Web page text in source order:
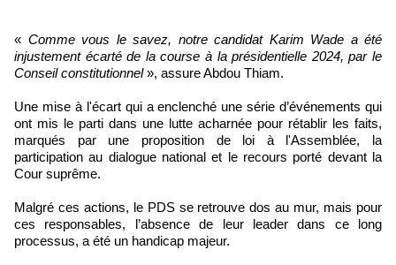
« Comme vous le savez, notre candidat Karim Wade a été
injustement écarté de la course à la présidentielle 2024, par le
Conseil constitutionnel», assure Abdou Thiam.
Une mise à l'écart qui a enclenché une série d’événements qui
ont mis le parti dans une lutte acharnée pour rétablir les faits,
marqués par une proposition de loi à l'Assemblée, la
participation au dialogue national et le recours porté devant la
Cour suprême.
Malgré ces actions, le PDS se retrouve dos au mur, mais pour
ces responsables, l’absence de leur leader dans ce long
processus, a été un handicap majeur.